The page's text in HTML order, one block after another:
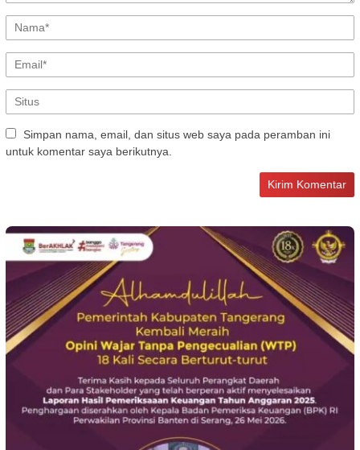
Simpan nama, email, dan situs web saya pada peramban ini
untuk komentar saya berikutnya.